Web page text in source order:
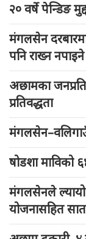
२० वर्षे पेन्डिङ
मंगलसेन दरबारमा
पनि राख्न नपाइने
अछामका
प्रतिवद्धता
षोडशा
मंगलसेनले ल्यायो
योजनासहित सात